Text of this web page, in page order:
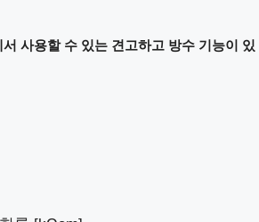
사용할 수 있는 견고하고 방수 기능이 있